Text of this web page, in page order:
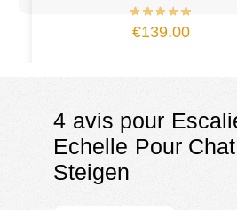
€139.00
4 avis pour
Echelle Pour Chat
Steigen